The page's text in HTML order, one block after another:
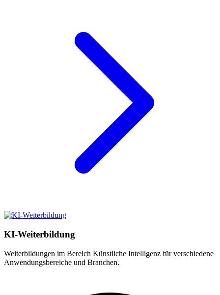
KI-Weiterbildung
Weiterbildungen im Bereich Künstliche Intelligenz für verschiedene
Anwendungsbereiche und Branchen.